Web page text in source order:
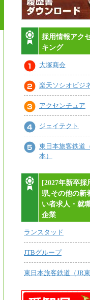
採用情報アク
キング
大塚商会
楽天ソシオビジ
アクセンチュア
ジェイテクト
東日本旅客鉄道
本）
[2027年新卒採
県,その他の新
い者求人・就
企業
ランスタッド
JTBグループ
東日本旅客鉄道（JR東